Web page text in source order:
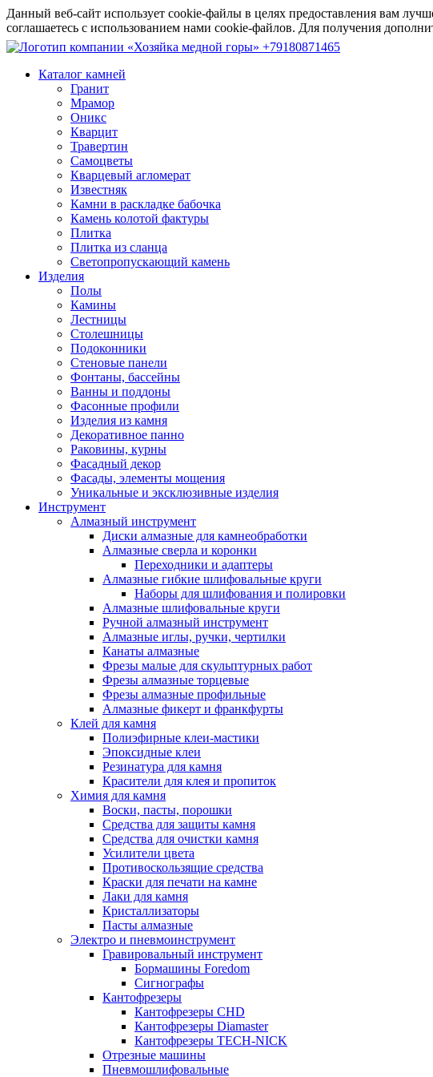
Данный веб-сайт использует cookie-файлы в целях предоставления вам
соглашаетесь с использованием нами cookie-файлов. Для получения
+79180871465
Каталог камней
Гранит
Мрамор
Оникс
Кварцит
Травертин
Самоцветы
Кварцевый агломерат
Известняк
Камни в раскладке бабочка
Камень колотой фактуры
Плитка
Плитка из сланца
Светопропускающий камень
Изделия
Полы
Камины
Лестницы
Столешницы
Подоконники
Стеновые панели
Фонтаны, бассейны
Ванны и поддоны
Фасонные профили
Изделия из камня
Декоративное панно
Раковины, курны
Фасадный декор
Фасады, элементы мощения
Уникальные и эксклюзивные изделия
Инструмент
Алмазный инструмент
Диски алмазные для камнеобработки
Алмазные сверла и коронки
Переходники и адаптеры
Алмазные гибкие шлифовальные круги
Наборы для шлифования и полировки
Алмазные шлифовальные круги
Ручной алмазный инструмент
Алмазные иглы, ручки, чертилки
Канаты алмазные
Фрезы малые для скульптурных работ
Фрезы алмазные торцевые
Фрезы алмазные профильные
Алмазные фикерт и франкфурты
Клей для камня
Полиэфирные клеи-мастики
Эпоксидные клеи
Резинатура для камня
Красители для клея и пропиток
Химия для камня
Воски, пасты, порошки
Средства для защиты камня
Средства для очистки камня
Усилители цвета
Противоскользящие средства
Краски для печати на камне
Лаки для камня
Кристаллизаторы
Пасты алмазные
Электро и пневмоинструмент
Гравировальный инструмент
Бормашины Foredom
Сигнографы
Кантофрезеры
Кантофрезеры CHD
Кантофрезеры Diamaster
Кантофрезеры TECH-NICK
Отрезные машины
Пневмошлифовальные